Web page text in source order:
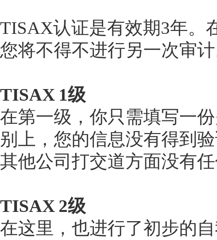
TISAX认证是有效期3年。
您将不得不进行另一次审
TISAX 1级
在第一级，你只需填写一
别上，您的信息没有得到
其他公司打交道方面没有
TISAX 2级
在这里，也进行了初步的